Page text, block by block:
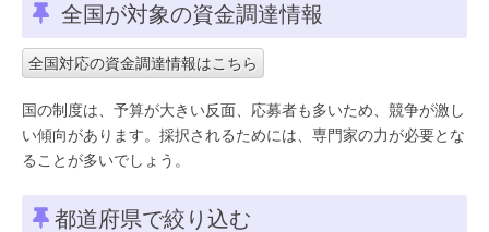
全国が対象の資金調達情報
全国対応の資金調達情報はこちら
国の制度は、予算が大きい反面、応募者も多いため、競争が激し
い傾向があります。採択されるためには、専門家の力が必要とな
ることが多いでしょう。
都道府県で絞り込む